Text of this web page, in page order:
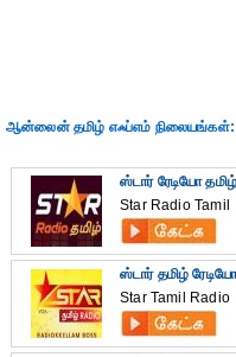
ஆன்லைன் தமிழ் எஃப்எம் நிலையங்கள்:
ஸ்டார் ரேடியோ தமிழ்
Star Radio Tamil
ஸ்டார் தமிழ் ரேடியோ
Star Tamil Radio